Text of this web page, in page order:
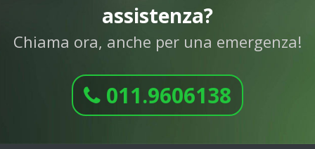
assistenza?
Chiama ora, anche per una emergenza!
011.9606138